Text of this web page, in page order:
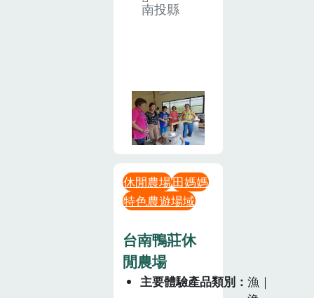
南投縣
休閒農場田媽媽
特色農遊場域
台南鴨莊休
閒農場
主要體驗產品類別
漁｜